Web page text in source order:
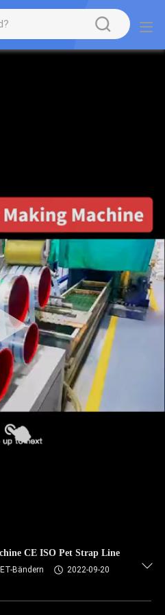
CE ISO Pet Strap Line
Bändern
2022-09-20